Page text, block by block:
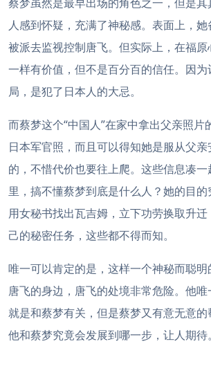
人感到怀疑，充满了神秘感。表面上，
被派去监视控制唐飞。但实际上，在福
一样有价值，但不是百分百的信任。因
局，是犯了日本人的大忌。
而蔡梦这个“中国人”在家中拿出父亲照片
日本军官照，而且可以得知她是服从父
的，不惜代价也要往上爬。这些信息凑
里，搞不懂蔡梦到底是什么人？她的目
用女秘书找出瓦吉姆，立下功劳换取升
己的秘密任务，这些都不得而知。
唯一可以肯定的是，这样一个神秘而聪
唐飞的身边，唐飞的处境非常危险。他唯
就是和蔡梦有关，但是蔡梦又有意无意的
他和蔡梦究竟会发展到哪一步，让人期待。